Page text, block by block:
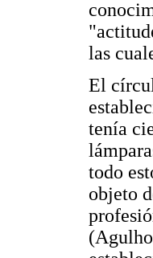
las
El
tenía
todo
objeto